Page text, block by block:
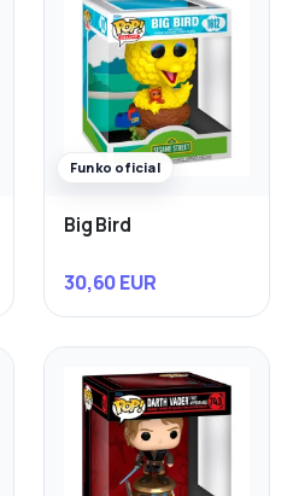
Funko oficial
Big Bird
30,60 EUR